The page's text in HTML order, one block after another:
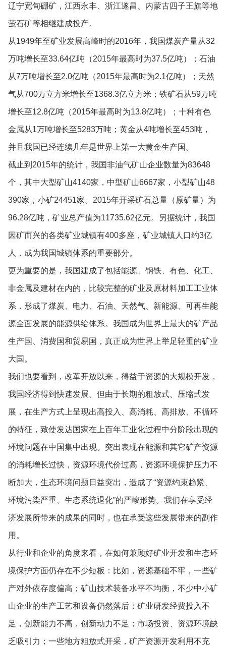
辽宁宽甸硼矿，江西永丰、浙江遂昌、内蒙古四子王旗等地
萤石矿等相继建成投产。
从1949年至矿业发展高峰时的2016年，我国煤炭产量从32
万吨增长至33.64亿吨（2015年最高时为37.5亿吨）；石油
从7万吨增长至2.0亿吨（2015年最高时为2.1亿吨）；天然
气从700万立方米增长至1368.3亿立方米；铁矿石从59万吨
增长至12.8亿吨（2015年最高时为13.8亿吨）；十种有色
金属从1万吨增长至5283万吨；黄金从4吨增长至453吨，
并且我国已经连续几年是世界上第一大黄金生产国。
截止到2015年的统计，我国非油气矿山企业数量为83648
个，其中大型矿山4140家，中型矿山6667家，小型矿山48
390家，小矿24451家。2015年开采矿石总量（原矿量）为
96.28亿吨，矿业总产值为11735.62亿元。另据统计，我国
因矿而兴的各类矿业城镇有400多座，矿业城镇人口约3亿
人，成为我国城镇体系的重要部分。
更为重要的是，我国建成了包括能源、钢铁、有色、化工、
非金属及建材在内的，比较完整的矿业及原材料加工工业体
系，形成了煤炭、电力、石油、天然气、新能源、可再生能
源全面发展的能源供给体系。我国成为世界上最大的矿产品
生产国、消费国和贸易国，真正成为世界上举足轻重的矿业
大国。
我们也要看到，改革开放以来，得益于资源的大规模开发，
我国经济得到快速发展。但由于长期的粗放式、压缩式发
展，在生产方式上呈现出高投入、高消耗、高排放、不循环
的特征，致使发达国家在上百年工业化过程中分阶段出现的
环境问题在中国集中出现。突出表现在能源和其它矿产资源
的消耗增长过快，资源环境代价过高，资源环境保护压力不
断加大，生态环境问题日益突出，造成了“资源约束趋紧、
环境污染严重、生态系统退化”的严峻形势。我们在享受经
济发展所带来的成果的同时，也在承受这些发展带来的副作
用。
从行业和企业的角度来看，在如何兼顾好矿业开发和生态环
境保护方面仍存在不少短板：比如，资源基础不牢，一些矿
产对外依存度偏高；矿山技术装备水平不均衡，不少中小矿
山企业的生产工艺和设备仍然落后；矿业研发经费投入不
足，创新能力不高，创新动力不足；市场投资、资源环境缺
乏吸引力；一些地方粗放式开采，矿产资源开发利用不充